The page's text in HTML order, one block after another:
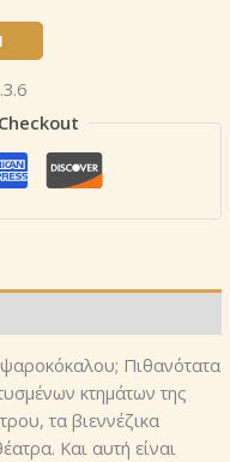
Πιθανότατα
κτημάτων της
τα βιεννέζικα
Και αυτή είναι